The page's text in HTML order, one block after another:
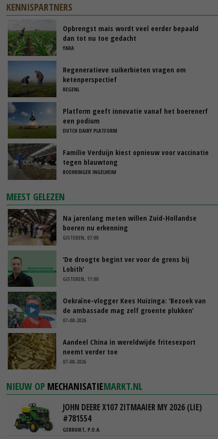
KENNISPARTNERS
Opbrengst mais wordt veel eerder bepaald
dan tot nu toe gedacht
YARA
Regeneratieve suikerbieten vragen om
ketenperspectief
REGENL
Platform geeft innovatie vanaf het boerenerf
een podium
DUTCH DAIRY PLATFORM
Familie Verduijn kiest opnieuw voor vaccinatie
tegen blauwtong
BOEHRINGER INGELHEIM
MEEST GELEZEN
Na jarenlang meten willen Zuid-Hollandse
boeren nu erkenning
GISTEREN, 07:00
‘De droogte begint ver voor de grens bij
Lobith’
GISTEREN, 11:00
Oekraïne-vlogger Kees Huizinga: ‘Bezoek van
de ambassade mag zelf groente plukken’
07-08-2026
Aandeel China in wereldwijde fritesexport
neemt verder toe
07-08-2026
NIEUW OP MECHANISATIEMARKT.NL
JOHN DEERE X107 ZITMAAIER MY 2026 (LIE)
#781554
GEBRUIKT, P.O.A.